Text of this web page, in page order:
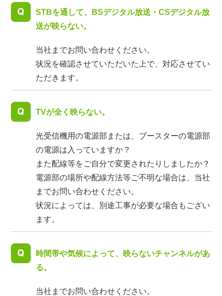
STBを通して、BSデジタル放送・CSデジタル放
送が映らない。
当社までお問い合わせください。
状況を確認させていただいた上で、対応させてい
ただきます。
TVが全く映らない。
光受信機用の電源部または、ブースターの電源部
の電源は入っていますか？
また配線等をご自分で変更されたりしましたか？
電源部の場所や配線方法等ご不明な場合は、当社
までお問い合わせください。
状況によっては、別途工事が必要な場合もござい
ます。
時間帯や気候によって、映らないチャンネルがあ
る。
当社までお問い合わせください。